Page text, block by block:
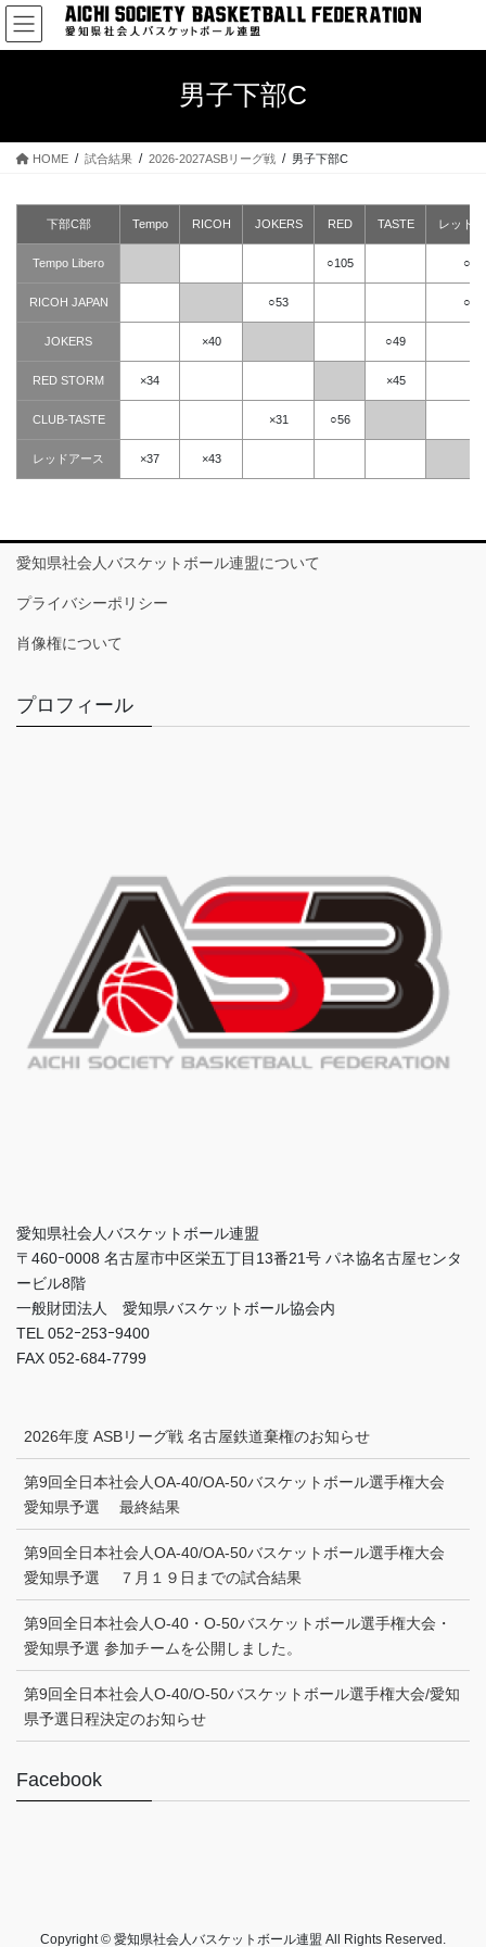
コ
ン
テ
ス
ナ
ビ
ゲ
ン
男子下部C
HOME 試合結果 2026-2027ASBリーグ戦 男子下部C
下部C部 Tempo RICOH JOKERS RED TASTE レッド
Tempo Libero ○105 ○64
RICOH JAPAN ○53 ○70
JOKERS ×40 ○49
RED STORM ×34 ×45
CLUB-TASTE ×31 ○56
レッドアース ×37 ×43
愛知県社会人バスケットボール連盟について
プライバシーポリシー
肖像権について
プロフィール
愛知県社会人バスケットボール連盟
〒460ｰ0008 名古屋市中区栄五丁目13番21号 パネ協名古屋センタ
ービル8階
一般財団法人 愛知県バスケットボール協会内
TEL 052ｰ253ｰ9400
FAX 052-684-7799
2026年度 ASBリーグ戦 名古屋鉄道棄権のお知らせ
第9回全日本社会人OA-40/OA-50バスケットボール選手権大会
愛知県予選 最終結果
第9回全日本社会人OA-40/OA-50バスケットボール選手権大会
愛知県予選 ７月１９日までの試合結果
第9回全日本社会人O-40・O-50バスケットボール選手権大会・
愛知県予選 参加チームを公開しました。
第9回全日本社会人O-40/O-50バスケットボール選手権大会/愛知
県予選日程決定のお知らせ
Facebook
Copyright © 愛知県社会人バスケットボール連盟 All Rights Reserved.